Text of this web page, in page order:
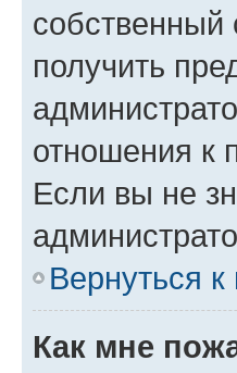
получить
отношения к
Если вы не
Вернуться к
Как мне